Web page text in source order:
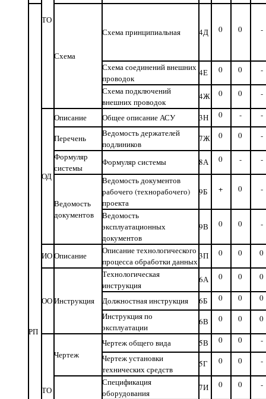
ТО
РП
Схема
Схема принципиальная 4Д 0 0 -
Схема соединений внешних
проводок
4Е 0 0
-
Схема подключений
внешних проводок
4Ж 0 0 -
ОД
Описание Общее описание АСУ 3Н 0 - -
Перечень
Ведомость держателей
подлиников
7Ж 0 0
-
Формуляр
системы
Формуляр системы 8А 0 - -
Ведомость
документов
Ведомость документов
рабочего (технорабочего)
проекта
9Б + 0 -
Ведомость
эксплуатационных
документов
9В 0 0 -
ИО Описание
Описание технологического
процесса обработки данных
3П 0 0 0
ОО Инструкция
Технологическая
инструкция
6А 0 0 0
Должностная инструкция 6Б 0 0
0
Инструкция по
эксплуатации
6В 0 0 0
ТО
Чертеж
Чертеж общего вида 5В 0 0
-
Чертеж установки
технических средств
5Г 0 0 -
Спецификация
оборудования
7И 0 0
-